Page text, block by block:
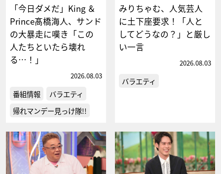
「今日ダメだ」King ＆
Prince髙橋海人、サンド
の大暴走に嘆き「この
人たちといたら壊れ
る…！」
2026.08.03
番組情報
バラエティ
帰れマンデー見っけ隊!!
みりちゃむ、人気芸人
に土下座要求！「人と
してどうなの？」と厳し
い一言
2026.08.03
バラエティ